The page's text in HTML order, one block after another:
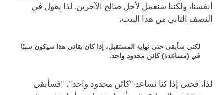
أنفسنا، ولكننا سنعمل لأجل صالح الآخرين. لذا يقول في
النصف الثاني من هذا البيت،
لكني سأبقى حتى نهاية المستقبل، إذا كان بقائي هذا سيكون سببًا
في (مساعدة) كائن محدود واحد.
لذا، فحتى إذا كنا نساعد "كائن محدود واحد"، "فسأبقى